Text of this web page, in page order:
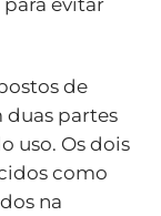
de
duas partes
uso. Os dois
como
na